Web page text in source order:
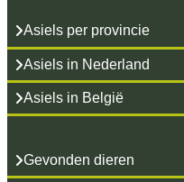
Asiels per provincie
Asiels in Nederland
Asiels in België
Gevonden dieren